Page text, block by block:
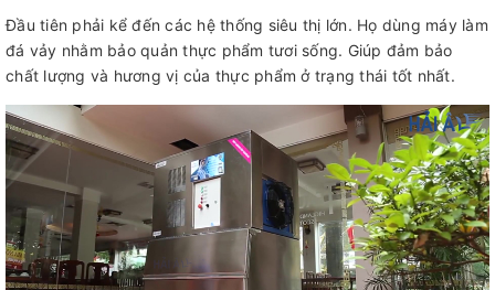
Đầu tiên phải kể đến các hệ thống siêu thị lớn. Họ dùng máy làm
đá vảy nhằm bảo quản thực phẩm tươi sống. Giúp đảm bảo
chất lượng và hương vị của thực phẩm ở trạng thái tốt nhất.